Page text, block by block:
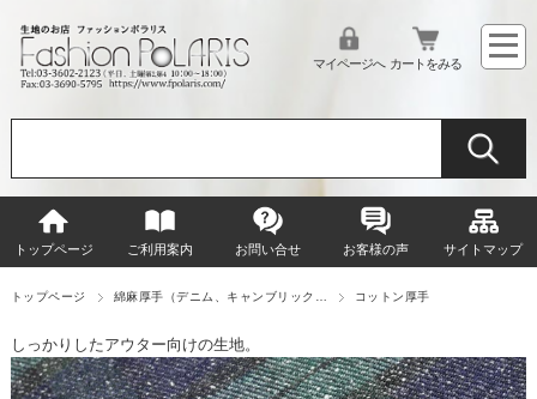
マイページへ カートをみる
トップページ ご利用案内 お問い合せ お客様の声 サイトマップ
トップページ 綿麻厚手（デニム、キャンブリック… コットン厚手
しっかりしたアウター向けの生地。